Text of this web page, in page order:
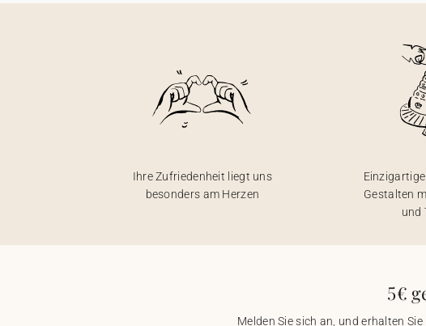
Ihre Zufriedenheit liegt uns
besonders am Herzen
Gestalten
und
5€
Melden Sie sich an, und erhalten